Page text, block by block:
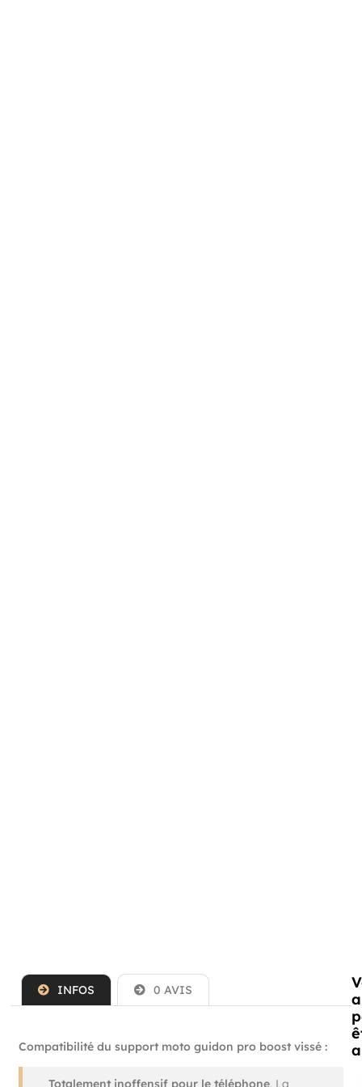
INFOS 0 AVIS
Compatibilité du support moto guidon pro boost vissé :
Totalement inoffensif pour le téléphone. La